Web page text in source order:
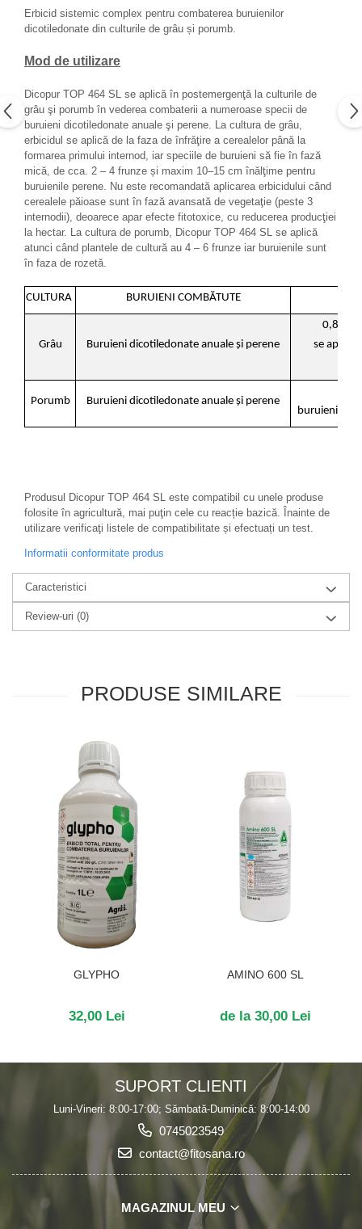
Erbicid sistemic complex pentru combaterea buruienilor
dicotiledonate din culturile de grâu și porumb.
Mod de utilizare
Dicopur TOP 464 SL se aplică în postemergenţă la culturile de
grâu şi porumb în vederea combaterii a numeroase specii de
buruieni dicotiledonate anuale şi perene. La cultura de grâu,
erbicidul se aplică de la faza de înfrăţire a cerealelor până la
formarea primului internod, iar speciile de buruieni să fie în fază
mică, de cca. 2 – 4 frunze și maxim 10–15 cm înălţime pentru
buruienile perene. Nu este recomandată aplicarea erbicidului când
cerealele păioase sunt în fază avansată de vegetaţie (peste 3
internodii), deoarece apar efecte fitotoxice, cu reducerea producţiei
la hectar. La cultura de porumb, Dicopur TOP 464 SL se aplică
atunci când plantele de cultură au 4 – 6 frunze iar buruienile sunt
în faza de rozetă.
CULTURA BURUIENI COMBĂTUTE
Grâu Buruieni dicotiledonate anuale şi perene
0,8 –
se aplică
Porumb Buruieni dicotiledonate anuale şi perene
buruienile
Produsul Dicopur TOP 464 SL este compatibil cu unele produse
folosite în agricultură, mai puţin cele cu reacție bazică. Înainte de
utilizare verificaţi listele de compatibilitate și efectuați un test.
Informatii conformitate produs
Caracteristici
Review-uri (0)
PRODUSE SIMILARE
GLYPHO
32,00 Lei
AMINO 600 SL
de la 30,00 Lei
SUPORT CLIENTI
Luni-Vineri: 8:00-17:00; Sămbată-Duminică: 8:00-14:00
0745023549
contact@fitosana.ro
MAGAZINUL MEU